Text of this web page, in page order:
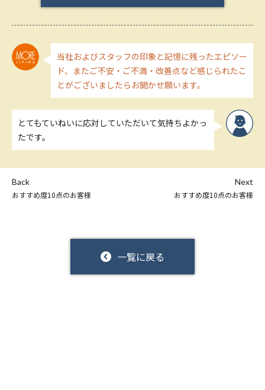
当社およびスタッフの印象と記憶に残ったエピソー
ド、またご不安・ご不満・改善点など感じられたこ
とがございましたらお聞かせ願います。
とてもていねいに応対していただいて気持ちよかっ
たです。
Back
おすすめ度10点のお客様
一覧に戻る
Next
おすすめ度10点のお客様